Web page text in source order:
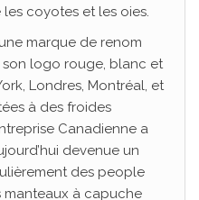
coyotes et les oies.
marque de renom
son logo rouge, blanc et
Londres, Montréal, et
à des froides
Canadienne a
devenue un
des people
manteaux à capuche